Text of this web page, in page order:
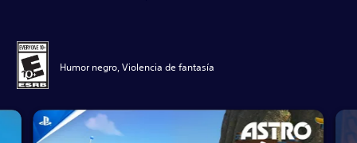
Humor negro, Violencia de fantasía